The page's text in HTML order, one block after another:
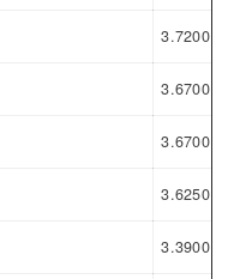
3.7200
3.6700
3.6700
3.6250
3.3900